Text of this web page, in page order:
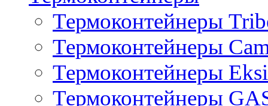
Термоконтейнеры
Термоконтейнеры
Термоконтейнеры Eksi
Термоконтейнеры